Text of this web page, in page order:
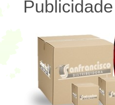
Publicidade